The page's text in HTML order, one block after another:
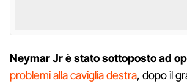
Neymar Jr è stato sottoposto ad
problemi alla caviglia destra, dopo il